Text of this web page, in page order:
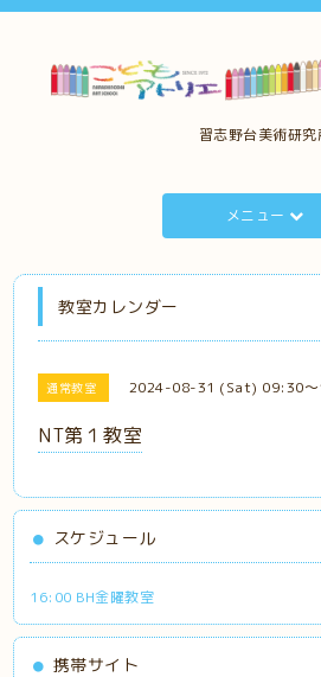
習志野台美術研究
メニュー
教室カレンダー
通常教室 2024-08-31 (Sat) 09:30
NT第１教室
スケジュール
16:00 BH金曜教室
携帯サイト